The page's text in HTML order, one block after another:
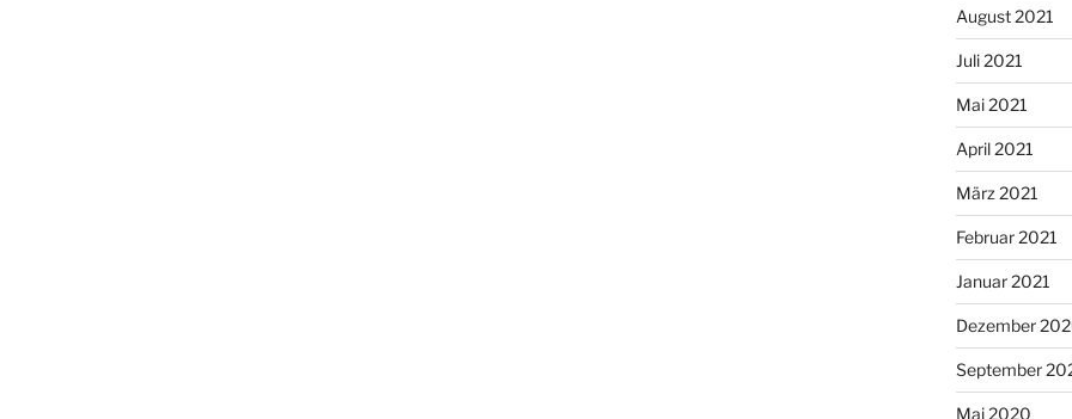
August 2021
Juli 2021
Mai 2021
April 2021
März 2021
Februar 2021
Januar 2021
Dezember
September
Mai 2020